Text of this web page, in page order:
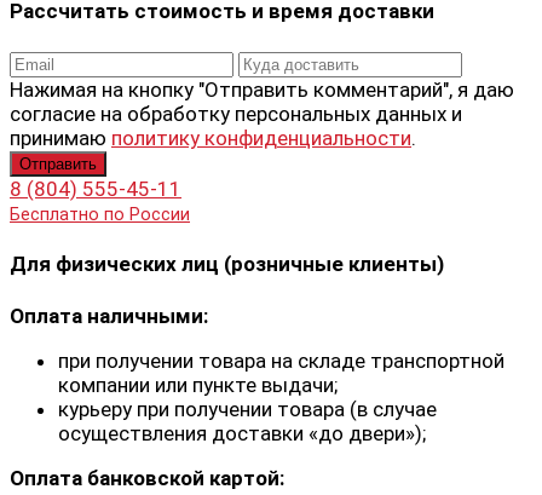
Рассчитать стоимость и время доставки
Нажимая на кнопку "Отправить комментарий", я даю
согласие на обработку персональных данных и
принимаю политику конфиденциальности.
8 (804) 555-45-11
Бесплатно по России
Для физических лиц (розничные клиенты)
Оплата наличными:
при получении товара на складе транспортной
компании или пункте выдачи;
курьеру при получении товара (в случае
осуществления доставки «до двери»);
Оплата банковской картой: